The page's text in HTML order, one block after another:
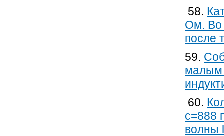
58.
Ом. Во
после
59.
малым
60.
c=888
волны